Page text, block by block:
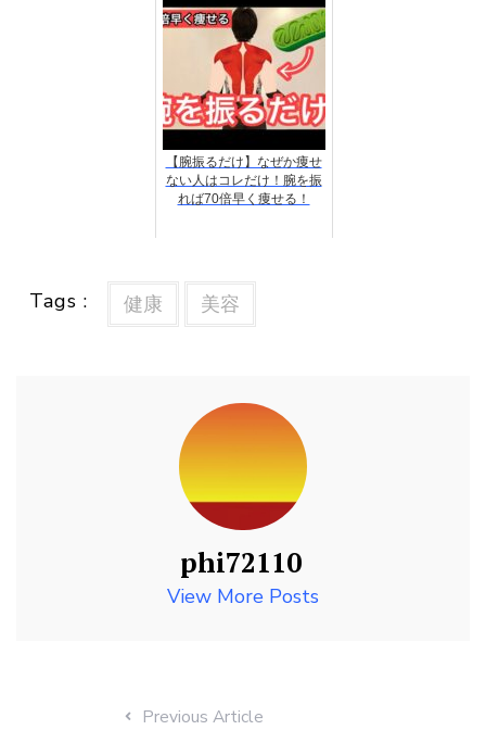
【腕振るだけ】なぜか痩せ
ない人はコレだけ！腕を振
れば70倍早く痩せる！
Tags : 健康 美容
phi72110
View More Posts
Previous Article